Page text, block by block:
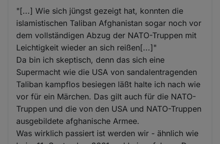
"[...] Wie sich jüngst gezeigt hat, konnten die
islamistischen Taliban Afghanistan sogar noch vor
dem vollständigen Abzug der NATO-Truppen mit
Leichtigkeit wieder an sich reißen[...]"
Da bin ich skeptisch, denn das sich eine
Supermacht wie die USA von sandalentragenden
Taliban kampflos besiegen läßt halte ich nach wie
vor für ein Märchen. Das gilt auch für die NATO-
Truppen und die von den USA und NATO-Truppen
ausgebildete afghanische Armee.
Was wirklich passiert ist werden wir - ähnlich wie